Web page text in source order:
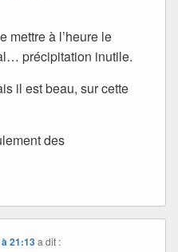
mettre à l’heure le
précipitation inutile.
il est beau, sur cette
des
21:13 a dit :